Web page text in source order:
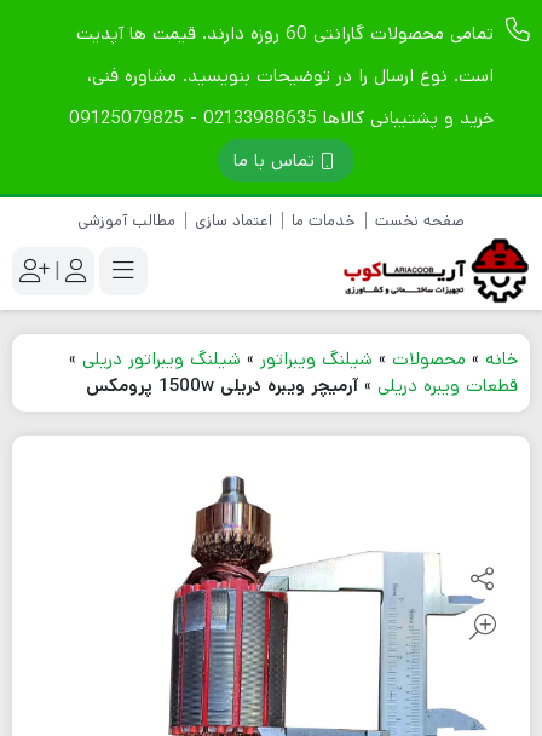
تمامی محصولات گارانتی 60 روزه دارند. قیمت ها آپدیت
است. نوع ارسال را در توضیحات بنویسید. مشاوره فنی،
خرید و پشتیبانی کالاها 02133988635 - 09125079825
تماس با ما
صفحه نخست خدمات ما اعتماد سازی مطالب آموزشی
|
خانه » محصولات » شیلنگ ویبراتور » شیلنگ ویبراتور دریلی »
قطعات ویبره دریلی » آرمیچر ویبره دریلی 1500w پرومکس